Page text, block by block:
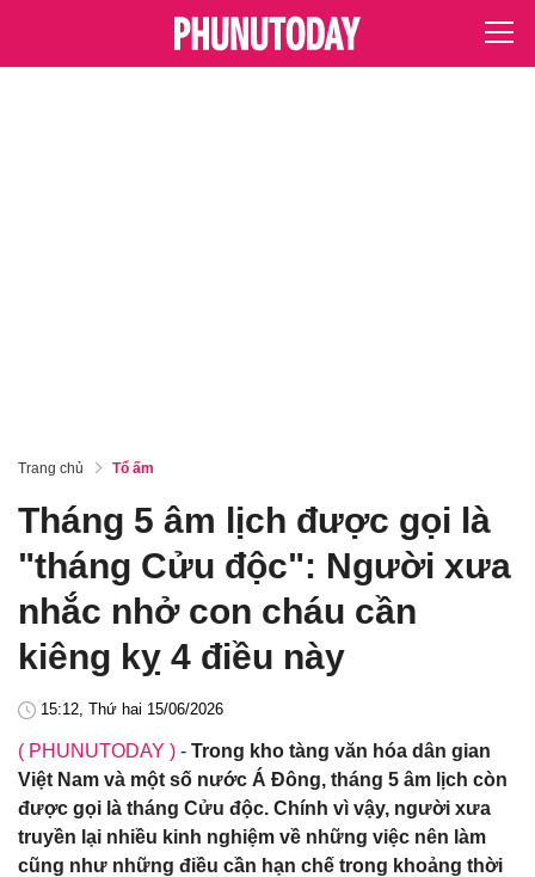
Trang chủ Tổ ấm
Tháng 5 âm lịch được gọi là
"tháng Cửu độc": Người xưa
nhắc nhở con cháu cần
kiêng kỵ 4 điều này
15:12, Thứ hai 15/06/2026
( PHUNUTODAY ) - Trong kho tàng văn hóa dân gian
Việt Nam và một số nước Á Đông, tháng 5 âm lịch còn
được gọi là tháng Cửu độc. Chính vì vậy, người xưa
truyền lại nhiều kinh nghiệm về những việc nên làm
cũng như những điều cần hạn chế trong khoảng thời